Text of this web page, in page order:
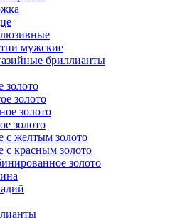
мужские
бриллианты
золото
золото
золото
золото
с желтым золото
с красным золото
золото